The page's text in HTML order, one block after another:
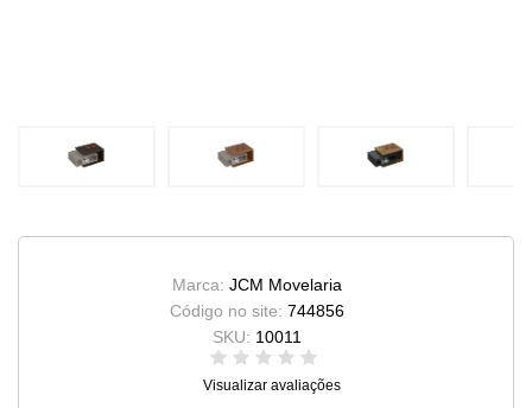
Marca: JCM Movelaria
Código no site: 744856
SKU: 10011
Visualizar avaliações